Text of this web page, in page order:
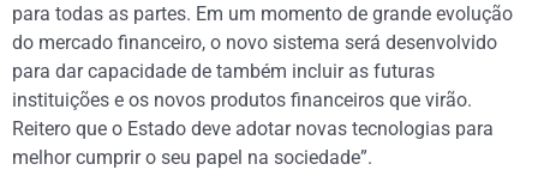
para todas as partes. Em um momento de grande evolução
do mercado financeiro, o novo sistema será desenvolvido
para dar capacidade de também incluir as futuras
instituições e os novos produtos financeiros que virão.
Reitero que o Estado deve adotar novas tecnologias para
melhor cumprir o seu papel na sociedade”.